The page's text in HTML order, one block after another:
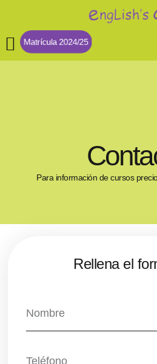
Matrícula 2024/25
Para información de cursos
Rellena el